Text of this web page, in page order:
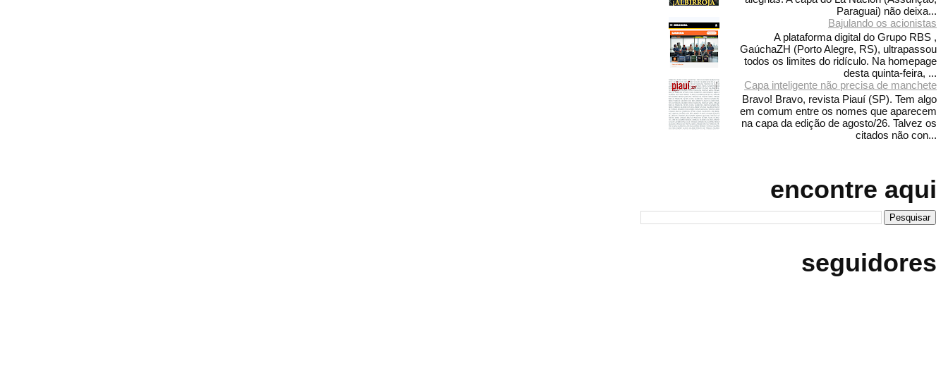
Paraguai) não deixa...
Bajulando os acionistas
A plataforma digital do Grupo RBS ,
GaúchaZH (Porto Alegre, RS), ultrapassou
todos os limites do ridículo. Na homepage
desta quinta-feira, ...
Capa inteligente não precisa de manchete
Bravo! Bravo, revista Piauí (SP). Tem algo
em comum entre os nomes que aparecem
na capa da edição de agosto/26. Talvez os
citados não con...
encontre aqui
seguidores